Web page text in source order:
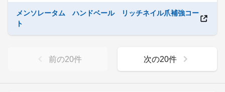
メンソレータム ハンドベール リッチネイル爪補強コー
ト
前の20件 次の20件